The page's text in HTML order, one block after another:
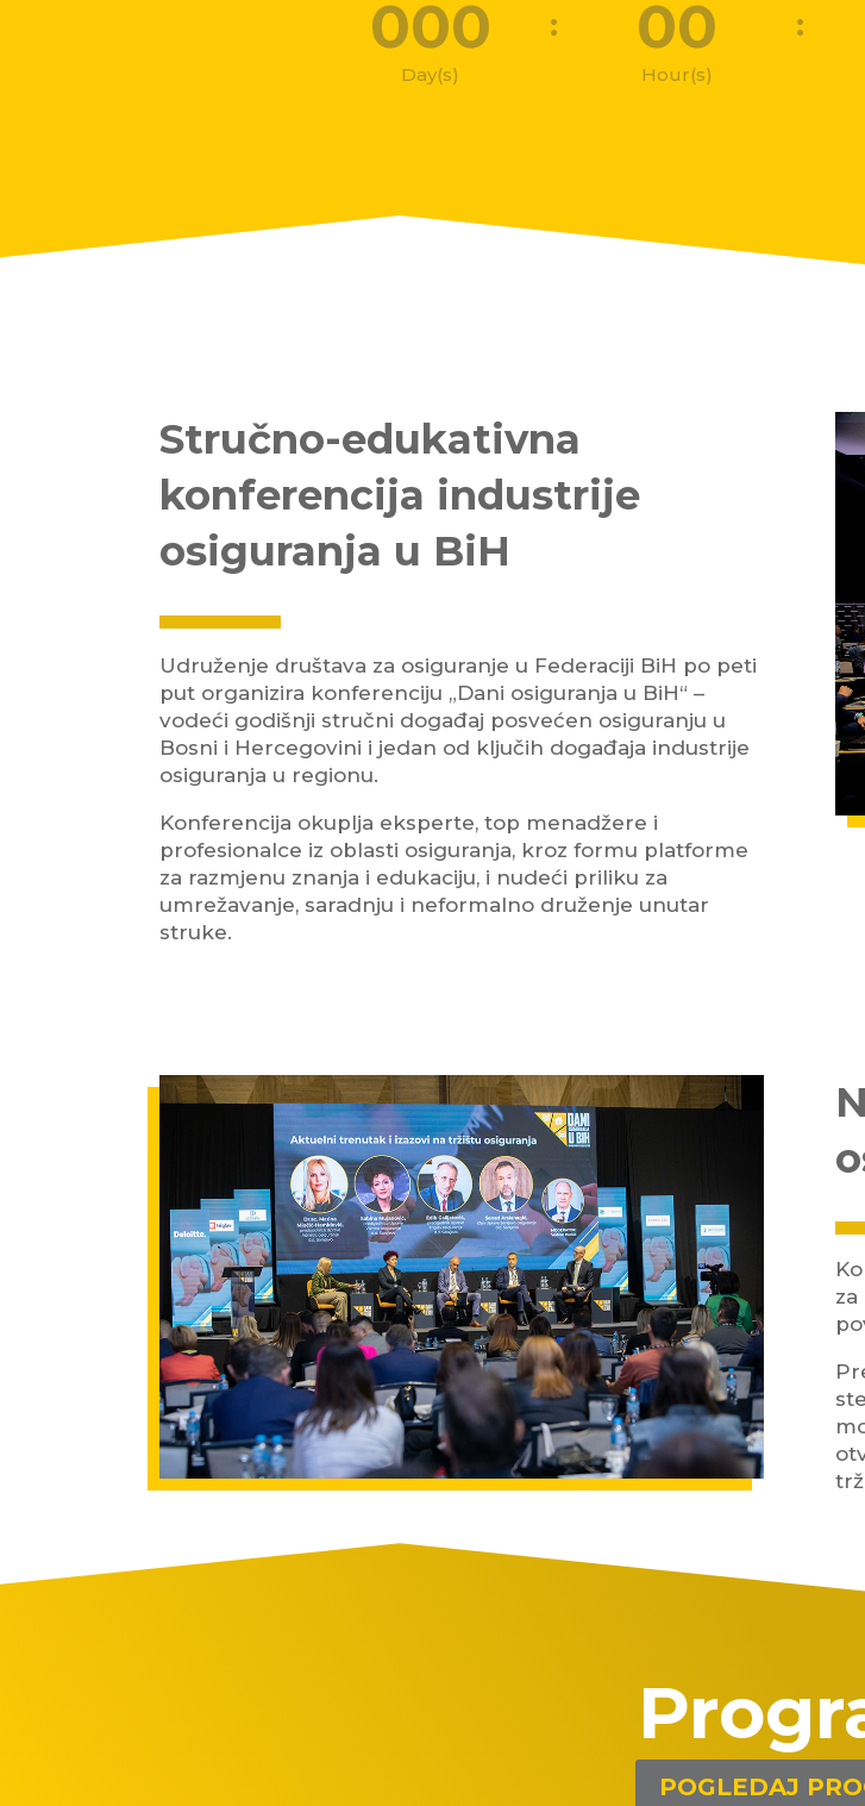
000
Day(s)
: 00
Hour(s)
:
Stručno-edukativna
konferencija industrije
osiguranja u BiH
Udruženje društava za osiguranje u Federaciji BiH po peti
put organizira konferenciju „Dani osiguranja u BiH“ –
vodeći godišnji stručni događaj posvećen osiguranju u
Bosni i Hercegovini i jedan od ključih događaja industrije
osiguranja u regionu.
Konferencija okuplja eksperte, top menadžere i
profesionalce iz oblasti osiguranja, kroz formu platforme
za razmjenu znanja i edukaciju, i nudeći priliku za
umrežavanje, saradnju i neformalno druženje unutar
struke.
za
POGLEDAJ